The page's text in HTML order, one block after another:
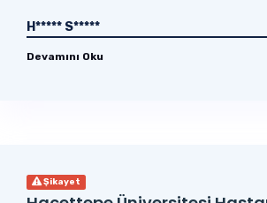
H***** S*****
Devamını Oku
Şikayet